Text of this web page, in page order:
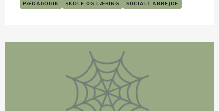
PÆDAGOGIK SKOLE OG LÆRING SOCIALT ARBEJDE